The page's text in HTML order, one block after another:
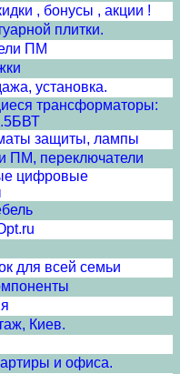
, бонусы , акции !
плитки.
ПМ
установка.
трансформаторы:
защиты, лампы
ПМ, переключатели
цифровые
для всей семьи
Киев.
и офиса.